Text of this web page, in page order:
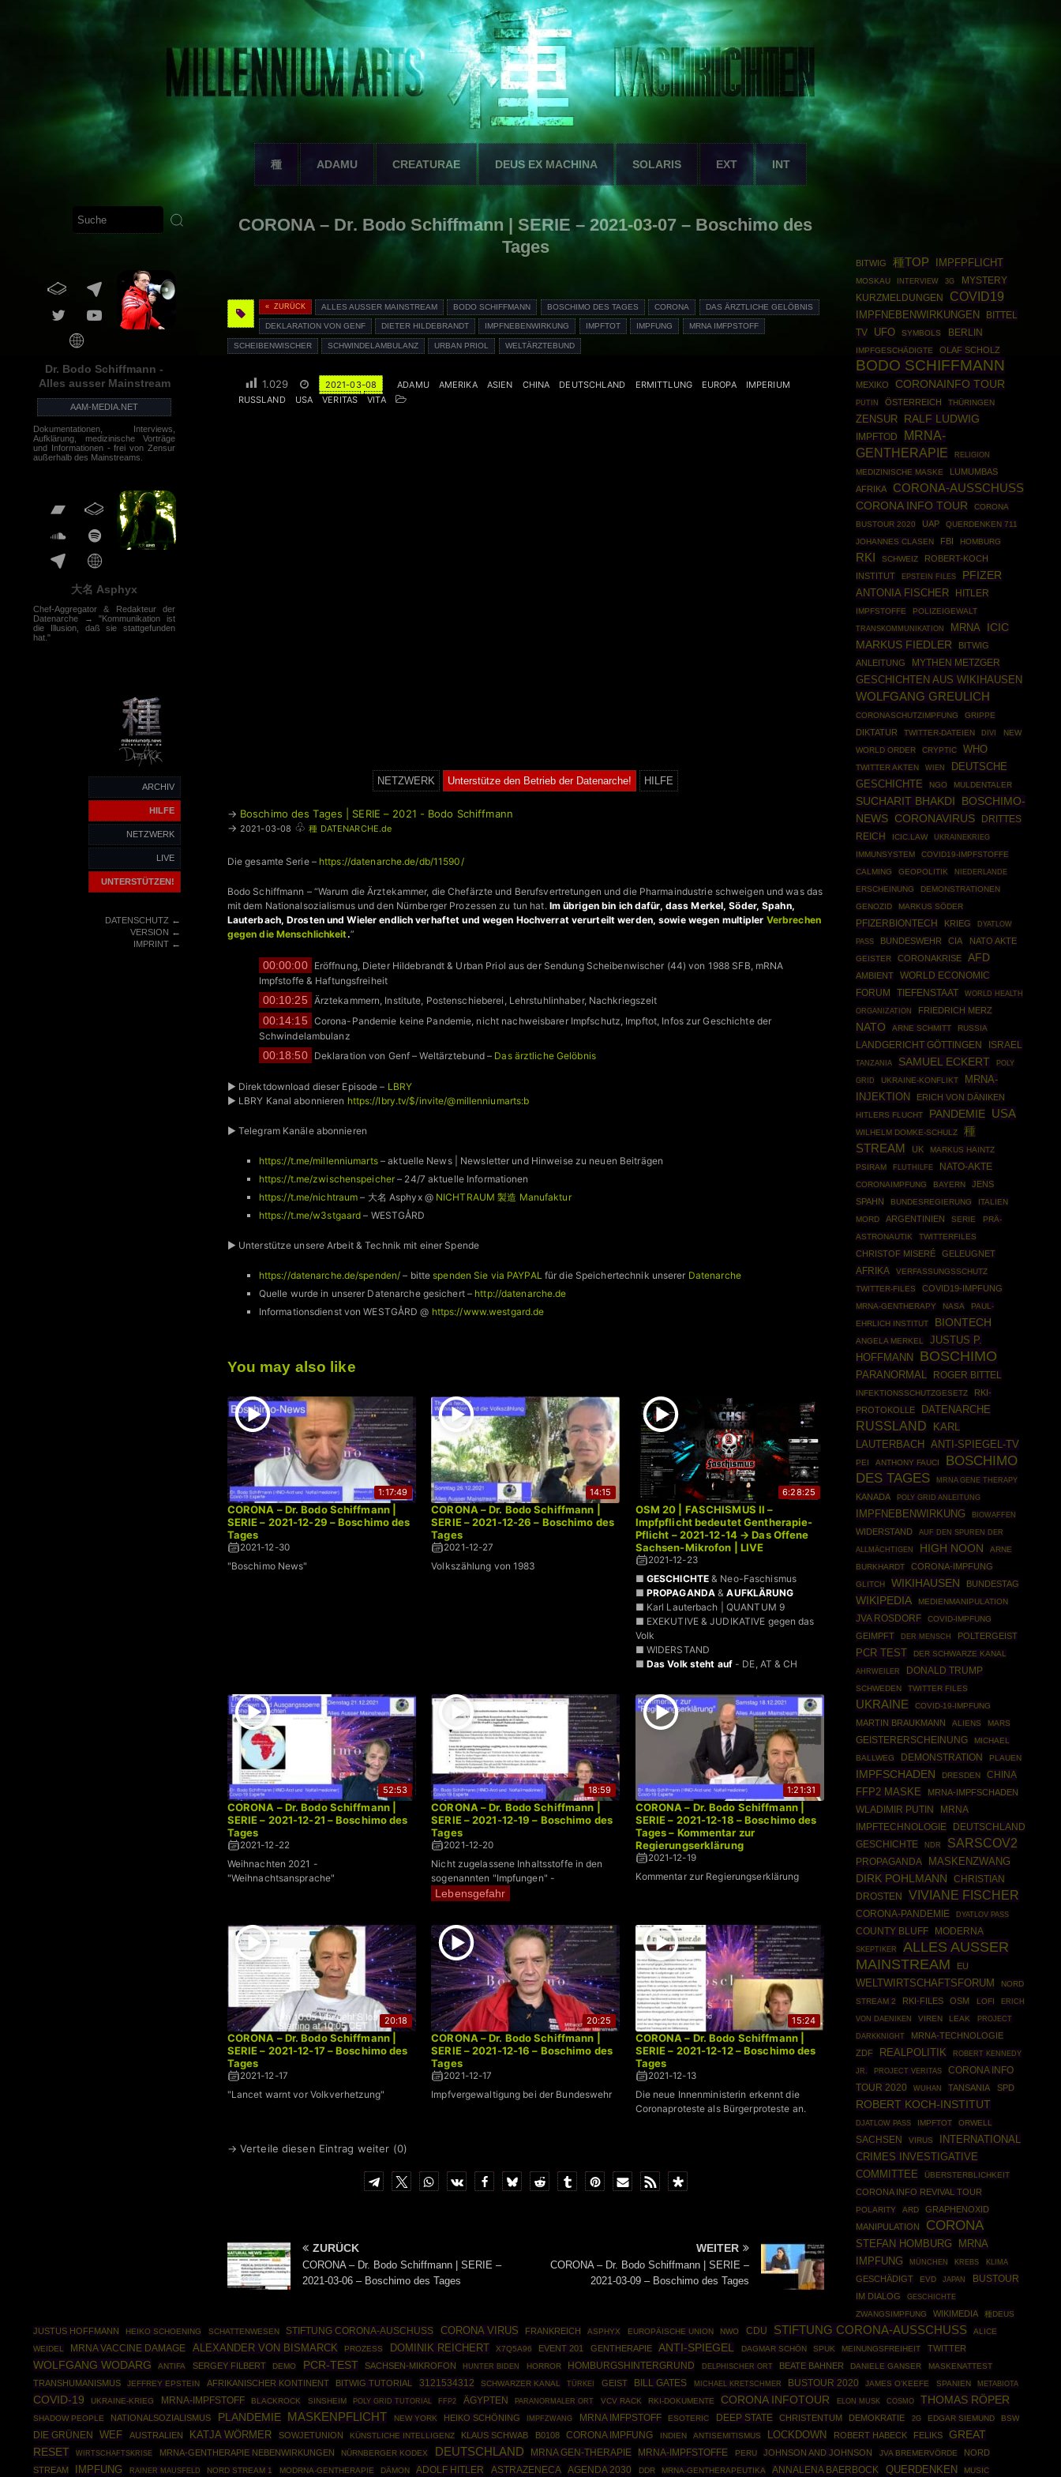
種 ADAMU CREATURAE DEUS EX MACHINA SOLARIS EXT INT
Dr. Bodo Schiffmann -
Alles ausser Mainstream
AAM-MEDIA.NET
Dokumentationen, Interviews,
Aufklärung, medizinische Vorträge
und Informationen - frei von Zensur
außerhalb des Mainstreams.
大名 Asphyx
Chef-Aggregator & Redakteur der
Datenarche → "Kommunikation ist
die Illusion, daß sie stattgefunden
hat."
ARCHIV
HILFE
NETZWERK
LIVE
UNTERSTÜTZEN!
DATENSCHUTZ←
VERSION ←
IMPRINT←
CORONA – Dr. Bodo Schiffmann | SERIE – 2021-03-07 – Boschimo des
Tages
« ZURÜCK ALLES AUSSER MAINSTREAM BODO SCHIFFMANN BOSCHIMO DES TAGES CORONA DAS ÄRZTLICHE GELÖBNIS
DEKLARATION VON GENF DIETER HILDEBRANDT IMPFNEBENWIRKUNG IMPFTOT IMPFUNG MRNA IMFPSTOFF
SCHEIBENWISCHER SCHWINDELAMBULANZ URBAN PRIOL WELTÄRZTEBUND
1.029 2021-03-08 ADAMU AMERIKA ASIEN CHINA DEUTSCHLAND ERMITTLUNG EUROPA
IMPERIUM
RUSSLAND
USA VERITAS VITA
NETZWERK Unterstütze den Betrieb der Datenarche! HILFE
→ Boschimo des Tages | SERIE – 2021 - Bodo Schiffmann
→ 2021-03-08 ♧ 種 DATENARCHE.de
Die gesamte Serie – https://datenarche.de/db/11590/
Bodo Schiffmann – “Warum die Ärztekammer, die Chefärzte und Berufsvertretungen und die Pharmaindustrie schweigen und was das
mit dem Nationalsozialismus und den Nürnberger Prozessen zu tun hat. Im übrigen bin ich dafür, dass Merkel, Söder, Spahn,
Lauterbach, Drosten und Wieler endlich verhaftet und wegen Hochverrat verurteilt werden, sowie wegen multipler Verbrechen
gegen die Menschlichkeit.”
00:00:00
Eröffnung, Dieter Hildebrandt & Urban Priol aus der Sendung Scheibenwischer (44) von 1988 SFB, mRNA
Impfstoffe & Haftungsfreiheit
00:10:25 Ärztekammern, Institute, Postenschieberei, Lehrstuhlinhaber, Nachkriegszeit
00:14:15 Corona-Pandemie keine Pandemie, nicht nachweisbarer Impfschutz, Impftot, Infos zur Geschichte der
Schwindelambulanz
00:18:50 Deklaration von Genf – Weltärztebund – Das ärztliche Gelöbnis
► Direktdownload dieser Episode – LBRY
► LBRY Kanal abonnieren https://lbry.tv/$/invite/@millenniumarts:b
► Telegram Kanäle abonnieren
https://t.me/millenniumarts– aktuelle News | Newsletter und Hinweise zu neuen Beiträgen
https://t.me/zwischenspeicher – 24/7 aktuelle Informationen
https://t.me/nichtraum – 大名 Asphyx @ NICHTRAUM 製造 Manufaktur
https://t.me/w3stgaard – WESTGÅRD
► Unterstütze unsere Arbeit & Technik mit einer Spende
https://datenarche.de/spenden/ – bittespenden Sie via PAYPALfür die Speichertechnik unserer Datenarche
Quelle wurde in unserer Datenarche gesichert – http://datenarche.de
Informationsdienst von WESTGÅRD @ https://www.westgard.de
You may also like
1:17:49
CORONA – Dr. Bodo Schiffmann |
SERIE – 2021-12-29 – Boschimo des
Tages
2021-12-30
"Boschimo News"
14:15
CORONA – Dr. Bodo Schiffmann |
SERIE – 2021-12-26 – Boschimo des
Tages
2021-12-27
Volkszählung von 1983
6:28:25
OSM 20 | FASCHISMUS II –
Impfpflicht bedeutet Gentherapie-
Pflicht – 2021-12-14 → Das Offene
Sachsen-Mikrofon | LIVE
2021-12-23
■ GESCHICHTE & Neo-Faschismus
■ PROPAGANDA &AUFKLÄRUNG
■ Karl Lauterbach | QUANTUM 9
■ EXEKUTIVE & JUDIKATIVE gegen das
Volk
■ WIDERSTAND
■ Das Volk steht auf- DE, AT & CH
52:53
CORONA – Dr. Bodo Schiffmann |
SERIE – 2021-12-21 – Boschimo des
Tages
2021-12-22
Weihnachten 2021 -
"Weihnachtsansprache"
18:59
CORONA – Dr. Bodo Schiffmann |
SERIE – 2021-12-19 – Boschimo des
Tages
2021-12-20
Nicht zugelassene Inhaltsstoffe in den
sogenannten "Impfungen" -
Lebensgefahr
1:21:31
CORONA – Dr. Bodo Schiffmann |
SERIE – 2021-12-18 – Boschimo des
Tages – Kommentar zur
Regierungserklärung
2021-12-19
Kommentar zur Regierungserklärung
20:18
CORONA – Dr. Bodo Schiffmann |
SERIE – 2021-12-17 – Boschimo des
Tages
2021-12-17
"Lancet warnt vor Volkverhetzung"
20:25
CORONA – Dr. Bodo Schiffmann |
SERIE – 2021-12-16 – Boschimo des
Tages
2021-12-17
Impfvergewaltigung bei der Bundeswehr
15:24
CORONA – Dr. Bodo Schiffmann |
SERIE – 2021-12-12 – Boschimo des
Tages
2021-12-13
Die neue Innenministerin erkennt die
Coronaproteste als Bürgerproteste an.
→ Verteile diesen Eintrag weiter (0)
ZURÜCK
CORONA – Dr. Bodo Schiffmann | SERIE –
2021-03-06 – Boschimo des Tages
WEITER
CORONA – Dr. Bodo Schiffmann | SERIE –
2021-03-09 – Boschimo des Tages
BITWIG 種TOP IMPFPFLICHT
MOSKAU INTERVIEW 3G
MYSTERY
KURZMELDUNGEN
COVID19
IMPFNEBENWIRKUNGEN
BITTEL
TV
UFO SYMBOLS BERLIN
IMPFGESCHÄDIGTE OLAF SCHOLZ
BODO SCHIFFMANN
MEXIKO CORONAINFO TOUR
PUTIN ÖSTERREICH THÜRINGEN
ZENSUR RALF LUDWIG
IMPFTOD
MRNA-
GENTHERAPIE
RELIGION
MEDIZINISCHE MASKE
LUMUMBAS
AFRIKA
CORONA-AUSSCHUSS
CORONA INFO TOUR
CORONA
BUSTOUR 2020
UAP
QUERDENKEN 711
JOHANNES CLASEN
FBI HOMBURG
RKI SCHWEIZ
ROBERT-KOCH
INSTITUT
EPSTEIN FILES
PFIZER
ANTONIA FISCHER
HITLER
IMPFSTOFFE POLIZEIGEWALT
TRANSKOMMUNIKATION MRNA ICIC
MARKUS FIEDLER
BITWIG
ANLEITUNG
MYTHEN METZGER
GESCHICHTEN AUS WIKIHAUSEN
WOLFGANG GREULICH
CORONASCHUTZIMPFUNG GRIPPE
DIKTATUR TWITTER-DATEIEN DIVI
NEW
WORLD ORDER
CRYPTIC WHO
TWITTER AKTEN WIEN
DEUTSCHE
GESCHICHTE
NGO MULDENTALER
SUCHARIT BHAKDI
BOSCHIMO-
NEWS CORONAVIRUS
DRITTES
REICH
ICIC.LAW
UKRAINEKRIEG
IMMUNSYSTEM
COVID19-IMPFSTOFFE
CALMING
GEOPOLITIK NIEDERLANDE
ERSCHEINUNG
DEMONSTRATIONEN
GENOZID
MARKUS SÖDER
PFIZERBIONTECH KRIEG DYATLOW
PASS BUNDESWEHR CIA NATO AKTE
GEISTER CORONAKRISE AFD
AMBIENT
WORLD ECONOMIC
FORUM
TIEFENSTAAT
WORLD HEALTH
ORGANIZATION
FRIEDRICH MERZ
NATO ARNE SCHMITT RUSSIA
LANDGERICHT GÖTTINGEN ISRAEL
TANZANIA SAMUEL ECKERT
POLY
GRID
UKRAINE-KONFLIKT
MRNA-
INJEKTION
ERICH VON DÄNIKEN
HITLERS FLUCHT PANDEMIE USA
WILHELM DOMKE-SCHULZ
種
STREAM
UK
MARKUS HAINTZ
PSIRAM
FLUTHILFE NATO-AKTE
CORONAIMPFUNG BAYERN
JENS
SPAHN
BUNDESREGIERUNG
ITALIEN
MORD
ARGENTINIEN SERIE
PRÄ-
ASTRONAUTIK
TWITTERFILES
CHRISTOF MISERÉ GELEUGNET
AFRIKA
VERFASSUNGSSCHUTZ
TWITTER-FILES
COVID19-IMPFUNG
MRNA-GENTHERAPY NASA
PAUL-
EHRLICH INSTITUT
BIONTECH
ANGELA MERKEL
JUSTUS P.
HOFFMANN
BOSCHIMO
PARANORMAL ROGER BITTEL
INFEKTIONSSCHUTZGESETZ
RKI-
PROTOKOLLE
DATENARCHE
RUSSLAND
KARL
LAUTERBACH
ANTI-SPIEGEL-TV
PEI ANTHONY FAUCI
BOSCHIMO
DES TAGES
MRNA GENE THERAPY
KANADA POLY GRID ANLEITUNG
IMPFNEBENWIRKUNG BIOWAFFEN
WIDERSTAND AUF DEN SPUREN DER
ALLMÄCHTIGEN HIGH NOON
ARNE
BURKHARDT
CORONA-IMPFUNG
GLITCH WIKIHAUSEN BUNDESTAG
WIKIPEDIA MEDIENMANIPULATION
JVA ROSDORF COVID-IMPFUNG
GEIMPFT DER MENSCH POLTERGEIST
PCR TEST
DER SCHWARZE KANAL
AHRWEILER
DONALD TRUMP
SCHWEDEN TWITTER FILES
UKRAINE COVID-19-IMPFUNG
MARTIN BRAUKMANN ALIENS MARS
GEISTERERSCHEINUNG
MICHAEL
BALLWEG
DEMONSTRATION PLAUEN
IMPFSCHADEN DRESDEN
CHINA
FFP2 MASKE
MRNA-IMPFSCHADEN
WLADIMIR PUTIN
MRNA
IMPFTECHNOLOGIE
DEUTSCHLAND
GESCHICHTE
NDR SARSCOV2
PROPAGANDA MASKENZWANG
DIRK POHLMANN
CHRISTIAN
DROSTEN
VIVIANE FISCHER
CORONA-PANDEMIE DYATLOV PASS
COUNTY BLUFF MODERNA
SKEPTIKER
ALLES AUSSER
MAINSTREAM
EU
WELTWIRTSCHAFTSFORUM
NORD
STREAM 2
RKI-FILES OSM LOFI ERICH
VON DAENIKEN VIREN LEAK
PROJECT
DARKKNIGHT
MRNA-TECHNOLOGIE
ZDF
REALPOLITIK
ROBERT KENNEDY
JR.
PROJECT VERITAS
CORONA INFO
TOUR 2020
WUHAN TANSANIA SPD
ROBERT KOCH-INSTITUT
DJATLOW PASS IMPFTOT ORWELL
SACHSEN VIRUS
INTERNATIONAL
CRIMES INVESTIGATIVE
COMMITTEE
ÜBERSTERBLICHKEIT
CORONA INFO REVIVAL TOUR
POLARITY ARD
GRAPHENOXID
MANIPULATION
CORONA
STEFAN HOMBURG
MRNA
IMPFUNG
MÜNCHEN KREBS KLIMA
GESCHÄDIGT EVD JAPAN BUSTOUR
IM DIALOG
GESCHICHTE
ZWANGSIMPFUNG
WIKIMEDIA 種DEUS
JUSTUS HOFFMANN HEIKO SCHOENING SCHATTENWESEN STIFTUNG CORONA-AUSCHUSS CORONA VIRUS FRANKREICH ASPHYX EUROPÄISCHE UNION NWO CDU STIFTUNG CORONA-AUSSCHUSS
ALICE
WEIDEL
MRNA VACCINE DAMAGE ALEXANDER VON BISMARCK PROZESS DOMINIK REICHERT X7Q5A96 EVENT 201 GENTHERAPIE ANTI-SPIEGEL DAGMAR SCHÖN SPUK MEINUNGSFREIHEIT TWITTER
WOLFGANG WODARG ANTIFA SERGEY FILBERT DEMO PCR-TEST SACHSEN-MIKROFON HUNTER BIDEN HORROR HOMBURGSHINTERGRUND DELPHISCHER ORT BEATE BAHNER DANIELE GANSER MASKENATTEST
TRANSHUMANISMUS JEFFREY EPSTEIN AFRIKANISCHER KONTINENT BITWIG TUTORIAL 3121534312 SCHWARZER KANAL TÜRKEI GEIST BILL GATES MICHAEL KRETSCHMER BUSTOUR 2020 JAMES O'KEEFE SPANIEN METABIOTA
COVID-19 UKRAINE-KRIEG MRNA-IMPFSTOFF BLACKROCK SINSHEIM POLY GRID TUTORIAL FFP2 ÄGYPTEN PARANORMALER ORT VCV RACK RKI-DOKUMENTE CORONA INFOTOUR ELON MUSK COSMO THOMAS RÖPER
SHADOW PEOPLE NATIONALSOZIALISMUS PLANDEMIE MASKENPFLICHT NEW YORK HEIKO SCHÖNING IMPFZWANG MRNA IMFPSTOFF ESOTERIC DEEP STATE CHRISTENTUM DEMOKRATIE 2G EDGAR SIEMUND BSW
DIE GRÜNEN WEF AUSTRALIEN KATJA WÖRMER SOWJETUNION KÜNSTLICHE INTELLIGENZ KLAUS SCHWAB B0108 CORONA IMPFUNG INDIEN ANTISEMITISMUS LOCKDOWN ROBERT HABECK FELIKS
GREAT
RESET
WIRTSCHAFTSKRISE MRNA-GENTHERAPIE NEBENWIRKUNGEN NÜRNBERGER KODEX DEUTSCHLAND MRNA GEN-THERAPIE MRNA-IMPFSTOFFE PERU JOHNSON AND JOHNSON JVA BREMERVÖRDE
NORD
STREAM
IMPFUNG RAINER MAUSFELD NORD STREAM 1 MODRNA-GENTHERAPIE DÄMON ADOLF HITLER ASTRAZENECA AGENDA 2030 DDR MRNA-GENTHERAPEUTIKA ANNALENA BAERBOCK QUERDENKEN MUSIC